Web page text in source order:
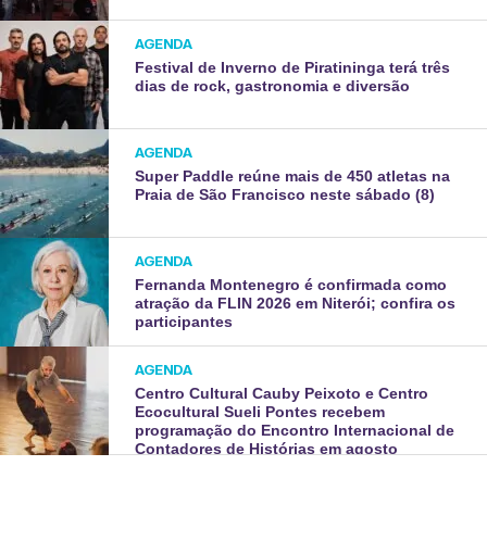
AGENDA
Festival de Inverno de Piratininga terá três
dias de rock, gastronomia e diversão
AGENDA
Super Paddle reúne mais de 450 atletas na
Praia de São Francisco neste sábado (8)
AGENDA
Fernanda Montenegro é confirmada como
atração da FLIN 2026 em Niterói; confira os
participantes
AGENDA
Centro Cultural Cauby Peixoto e Centro
Ecocultural Sueli Pontes recebem
programação do Encontro Internacional de
Contadores de Histórias em agosto